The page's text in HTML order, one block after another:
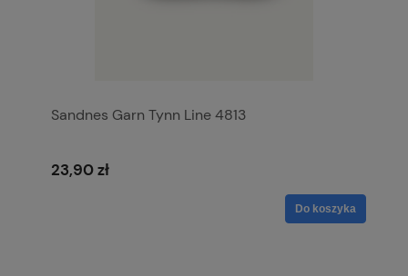
Sandnes Garn Tynn Line 4813
23,90 zł
Do koszyka